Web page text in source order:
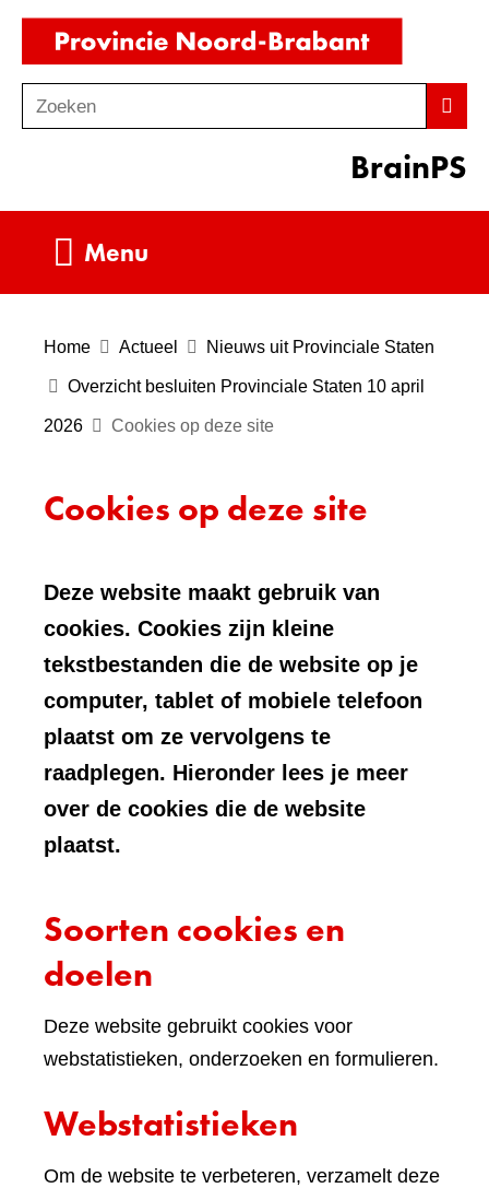
Ga
de
inhoud
o
Zoeken
BrainPS
Menu
Home Actueel Nieuws uit Provinciale Staten
Overzicht besluiten Provinciale Staten 10 april
2026 Cookies op deze site
Cookies op deze site
Deze website maakt gebruik van
cookies. Cookies zijn kleine
tekstbestanden die de website op je
computer, tablet of mobiele telefoon
plaatst om ze vervolgens te
raadplegen. Hieronder lees je meer
over de cookies die de website
plaatst.
Soorten cookies en
doelen
Deze website gebruikt cookies voor
webstatistieken, onderzoeken en formulieren.
Webstatistieken
Om de website te verbeteren, verzamelt deze